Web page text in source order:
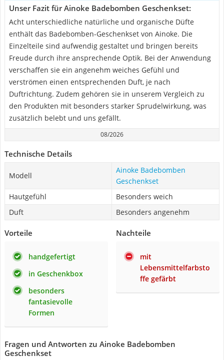
Unser Fazit für Ainoke Badebomben Geschenkset:
Acht unterschiedliche natürliche und organische Düfte
enthält das Badebomben-Geschenkset von Ainoke. Die
Einzelteile sind aufwendig gestaltet und bringen bereits
Freude durch ihre ansprechende Optik. Bei der Anwendung
verschaffen sie ein angenehm weiches Gefühl und
verströmen einen entsprechenden Duft, je nach
Duftrichtung. Zudem gehören sie in unserem Vergleich zu
den Produkten mit besonders starker Sprudelwirkung, was
zusätzlich belebt und uns gefällt.
08/2026
Technische Details
Modell
Ainoke Badebomben
Geschenkset
Hautgefühl
Besonders weich
Duft
Besonders angenehm
Vorteile
handgefertigt
in Geschenkbox
besonders
fantasievolle
Formen
Nachteile
mit
Lebensmittelfarbsto
ffe gefärbt
Fragen und Antworten zu Ainoke Badebomben
Geschenkset